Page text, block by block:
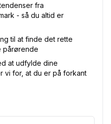
fra
- så du altid er
til at finde det rette
pårørende
at udfylde dine
vi for, at du er på forkant